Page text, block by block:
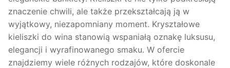
znaczenie chwili, ale także przekształcają ją w
wyjątkowy, niezapomniany moment. Kryształowe
kieliszki do wina stanowią wspaniałą oznakę luksusu,
elegancji i wyrafinowanego smaku. W ofercie
znajdziemy wiele różnych rodzajów, które doskonale